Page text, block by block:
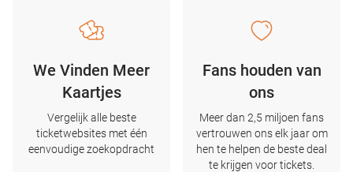
We Vinden Meer
Kaartjes
Vergelijk alle beste
ticketwebsites met één
eenvoudige zoekopdracht
Fans houden van
ons
Meer dan 2,5 miljoen fans
vertrouwen ons elk jaar om
hen te helpen de beste deal
te krijgen voor tickets.